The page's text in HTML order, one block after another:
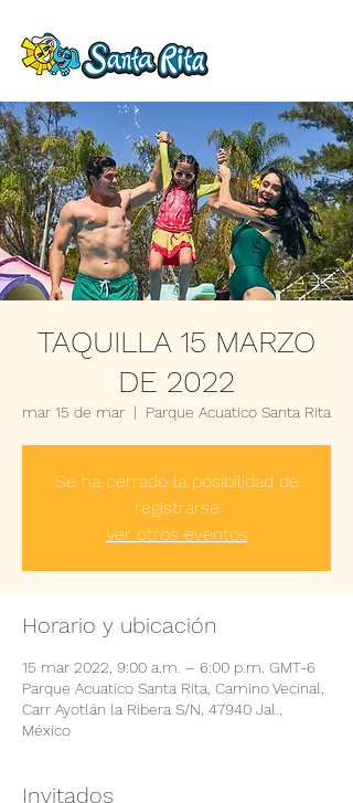
TAQUILLA 15 MARZO
DE 2022
mar 15 de mar
  |
Parque Acuatico Santa Rita
Se ha cerrado la posibilidad de
registrarse
Ver otros eventos
Horario y ubicación
15 mar 2022, 9:00 a.m. – 6:00 p.m. GMT-6
Parque Acuatico Santa Rita, Camino Vecinal,
Carr Ayotlán la Ribera S/N, 47940 Jal.,
México
Invitados